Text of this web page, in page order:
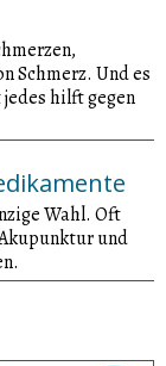
Schmerz. Und es
hilft gegen
Wahl. Oft
und